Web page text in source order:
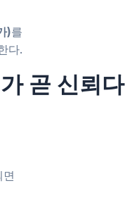
)를
다.
곧 신뢰다